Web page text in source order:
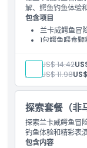
解、鳄鱼钓鱼体验
包含项目
兰卡威鳄鱼冒
1包鳄鱼喂食颗
鳄鱼钓鱼体验
成人: US$ 14.42
儿童: US$ 11.98
探索套餐（非
探索兰卡威鳄鱼冒
钓鱼体验和精彩表
包含内容